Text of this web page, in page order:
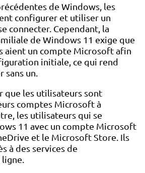
de Windows, les
configurer et utiliser un
connecter. Cependant, la
de Windows 11 exige que
aient un compte Microsoft afin
initiale, ce qui rend
un.
que les utilisateurs sont
comptes Microsoft à
les utilisateurs qui se
11 avec un compte Microsoft
et le Microsoft Store. Ils
à des services de